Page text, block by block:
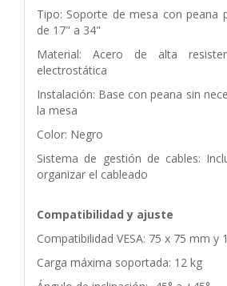
Tipo: Soporte de mesa con peana
de 17" a 34"
Material: Acero de alta
electrostática
Instalación: Base con peana sin
la mesa
Color: Negro
Sistema de gestión de cables:
organizar el cableado
Compatibilidad y ajuste
Compatibilidad VESA: 75 x 75 mm y
Carga máxima soportada: 12 kg